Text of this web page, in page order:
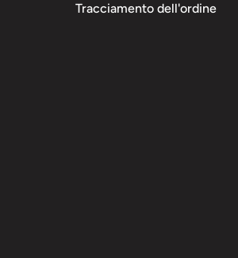
Tracciamento dell'ordine